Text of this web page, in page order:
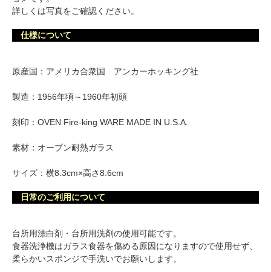
詳しくは写真をご確認ください。
仕様について
原産国：アメリカ合衆国 アンカーホッキング社
製造：1956年頃～1960年初頭
刻印：OVEN Fire-king WARE MADE IN U.S.A.
素材：オーブン耐熱ガラス
サイズ：横8.3cm×高さ8.6cm
日常のご利用について
台所用漂白剤・台所用洗剤の使用可能です。
食器洗浄機はガラス食器を傷める原因になりますので使用せず、
柔らかいスポンジで手洗いでお願いします。